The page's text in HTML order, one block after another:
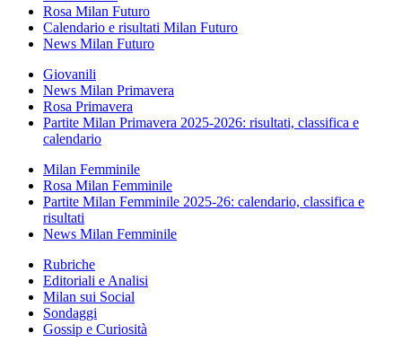
Rosa Milan Futuro
Calendario e risultati Milan Futuro
News Milan Futuro
Giovanili
News Milan Primavera
Rosa Primavera
Partite Milan Primavera 2025-2026: risultati, classifica e
calendario
Milan Femminile
Rosa Milan Femminile
Partite Milan Femminile 2025-26: calendario, classifica e
risultati
News Milan Femminile
Rubriche
Editoriali e Analisi
Milan sui Social
Sondaggi
Gossip e Curiosità